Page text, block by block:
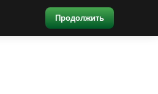
Продолжить